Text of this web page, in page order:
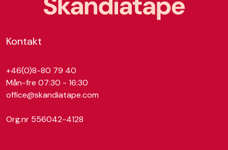
Kontakt
+46(0)8-80 79 40
Mån-fre 07:30 - 16:30
office@skandiatape.com
Org.nr 556042-4128